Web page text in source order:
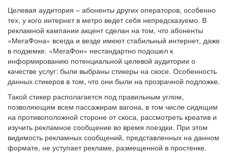
Целевая аудитория – абоненты других операторов, особенно
тех, у кого интернет в метро ведет себя непредсказуемо. В
рекламной кампании акцент сделан на том, что абоненты
«МегаФона» всегда и везде имеют стабильный интернет, даже
в подземке. «МегаФон» нестандартно подошел к
информированию потенциальной целевой аудитории о
качестве услуг: были выбраны стикеры на скосе. Особенность
данных стикеров в том, что они были на прозрачной подложке.
Такой стикер располагается под правильным углом,
позволяющим всем пассажирам вагона, в том числе сидящим
на противоположной стороне от скоса, рассмотреть креатив и
изучить рекламное сообщение во время поездки. При этом
видимость рекламных сообщений, представленных на данном
формате, не уступает рекламе, размещенной в простенке.